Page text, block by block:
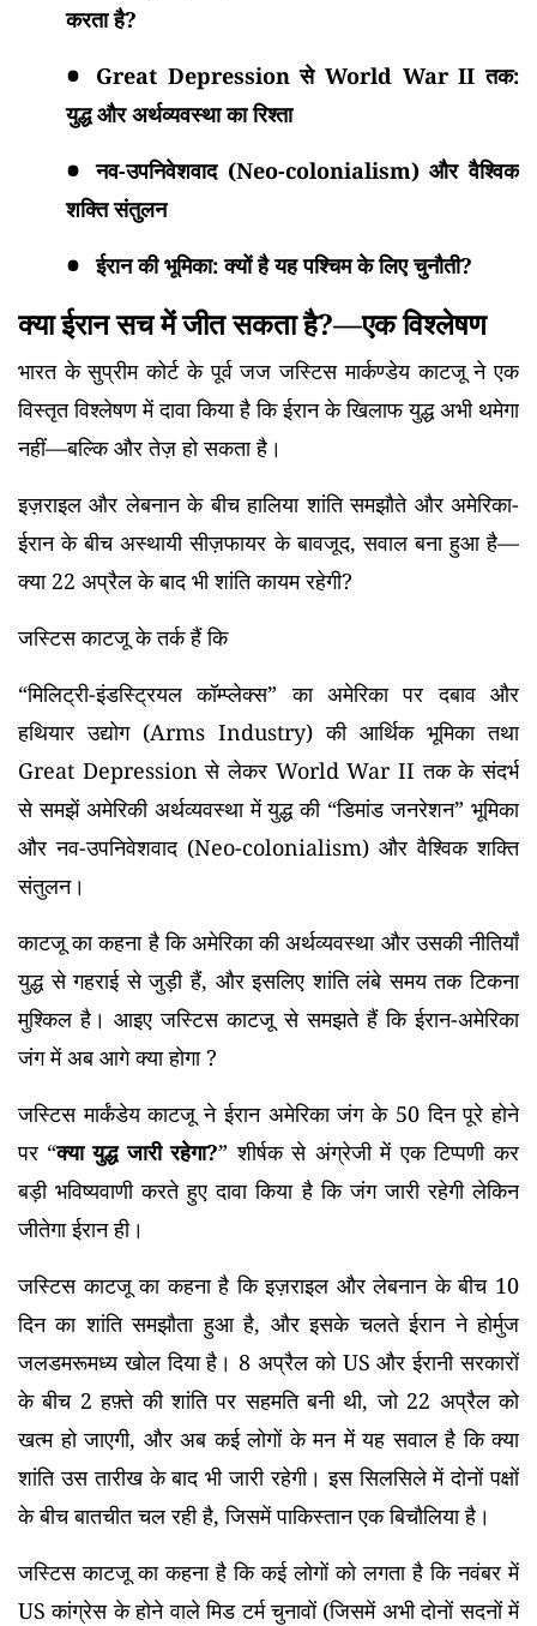
करता है?
Great Depression से World War II तक:
युद्ध और अर्थव्यवस्था का रिश्ता
नव-उपनिवेशवाद (Neo-colonialism) और वैश्विक
शक्ति संतुलन
ईरान की भूमिका: क्यों है यह पश्चिम के लिए चुनौती?
क्या ईरान सच में जीत सकता है?—एक विश्लेषण
भारत के सुप्रीम कोर्ट के पूर्व जज जस्टिस मार्कण्डेय काटजू ने एक
विस्तृत विश्लेषण में दावा किया है कि ईरान के खिलाफ युद्ध अभी थमेगा
नहीं—बल्कि और तेज़ हो सकता है।
इज़राइल और लेबनान के बीच हालिया शांति समझौते और अमेरिका-
ईरान के बीच अस्थायी सीज़फायर के बावजूद, सवाल बना हुआ है—
क्या 22 अप्रैल के बाद भी शांति कायम रहेगी?
जस्टिस काटजू के तर्क हैं कि
“मिलिट्री-इंडस्ट्रियल कॉम्प्लेक्स” का अमेरिका पर दबाव और
हथियार उद्योग (Arms Industry) की आर्थिक भूमिका तथा
Great Depression से लेकर World War II तक के संदर्भ
से समझें अमेरिकी अर्थव्यवस्था में युद्ध की “डिमांड जनरेशन” भूमिका
और नव-उपनिवेशवाद (Neo-colonialism) और वैश्विक शक्ति
संतुलन।
काटजू का कहना है कि अमेरिका की अर्थव्यवस्था और उसकी नीतियाँ
युद्ध से गहराई से जुड़ी हैं, और इसलिए शांति लंबे समय तक टिकना
मुश्किल है। आइए जस्टिस काटजू से समझते हैं कि ईरान-अमेरिका
जंग में अब आगे क्या होगा ?
जस्टिस मार्कंडेय काटजू ने ईरान अमेरिका जंग के 50 दिन पूरे होने
पर “क्या युद्ध जारी रहेगा?” शीर्षक से अंग्रेजी में एक टिप्पणी कर
बड़ी भविष्यवाणी करते हुए दावा किया है कि जंग जारी रहेगी लेकिन
जीतेगा ईरान ही।
जस्टिस काटजू का कहना है कि इज़राइल और लेबनान के बीच 10
दिन का शांति समझौता हुआ है, और इसके चलते ईरान ने होर्मुज
जलडमरूमध्य खोल दिया है। 8 अप्रैल को US और ईरानी सरकारों
के बीच 2 हफ़्ते की शांति पर सहमति बनी थी, जो 22 अप्रैल को
खत्म हो जाएगी, और अब कई लोगों के मन में यह सवाल है कि क्या
शांति उस तारीख के बाद भी जारी रहेगी। इस सिलसिले में दोनों पक्षों
के बीच बातचीत चल रही है, जिसमें पाकिस्तान एक बिचौलिया है।
जस्टिस काटजू का कहना है कि कई लोगों को लगता है कि नवंबर में
US कांग्रेस के होने वाले मिड टर्म चुनावों (जिसमें अभी दोनों सदनों में